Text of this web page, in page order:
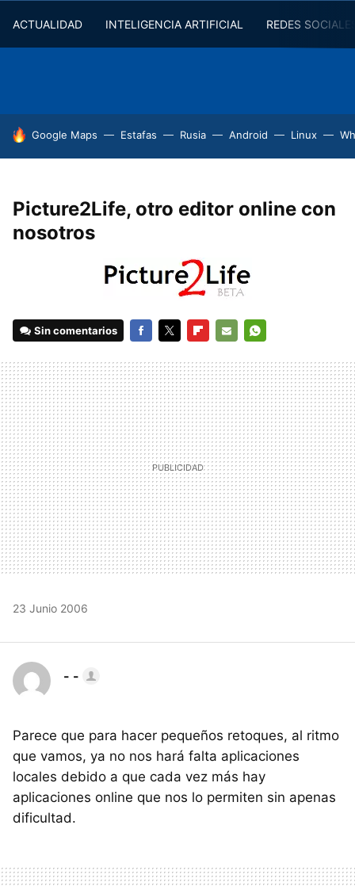
ACTUALIDAD INTELIGENCIA ARTIFICIAL REDES
HOY SE HABLA DE
Google Maps Estafas Rusia Android Linux
Picture2Life, otro editor online con
nosotros
Sin comentarios
MAIL
23 Junio 2006
- -
Parece que para hacer pequeños retoques, al ritmo
que vamos, ya no nos hará falta aplicaciones
locales debido a que cada vez más hay
aplicaciones online que nos lo permiten sin apenas
dificultad.